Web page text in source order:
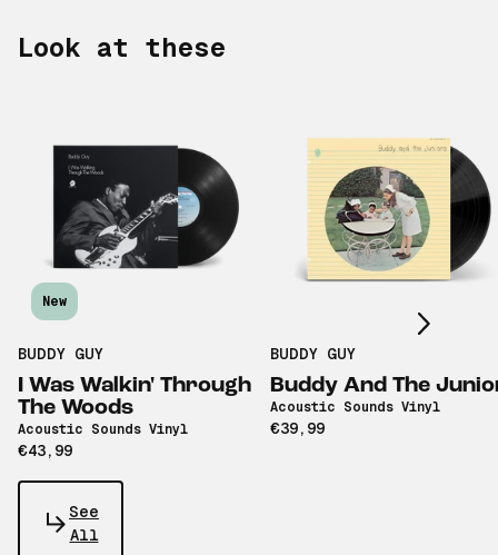
Look at these
New
BUDDY GUY
I Was Walkin' Through
The Woods
Acoustic Sounds Vinyl
€43,99
BUDDY GUY
Buddy And The
Acoustic Sounds Vinyl
€39,99
Scroll right
See
All